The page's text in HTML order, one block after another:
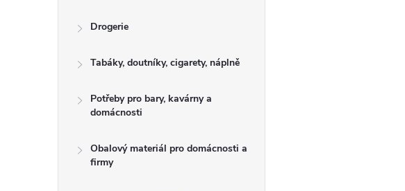
Drogerie
Tabáky, doutníky, cigarety, náplně
Potřeby pro bary, kavárny a
domácnosti
Obalový materiál pro domácnosti a
firmy